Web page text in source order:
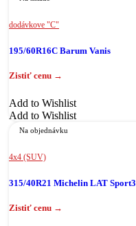
dodávkove "C"
195/60R16C Barum Vanis
Add to Wishlist
Add to Wishlist
Na objednávku
4x4 (SUV)
315/40R21 Michelin LAT Sport3